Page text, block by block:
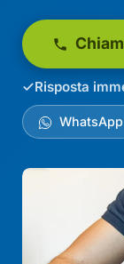
Risposta
WhatsApp